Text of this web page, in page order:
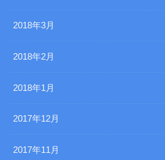
2018年3月
2018年2月
2018年1月
2017年12月
2017年11月